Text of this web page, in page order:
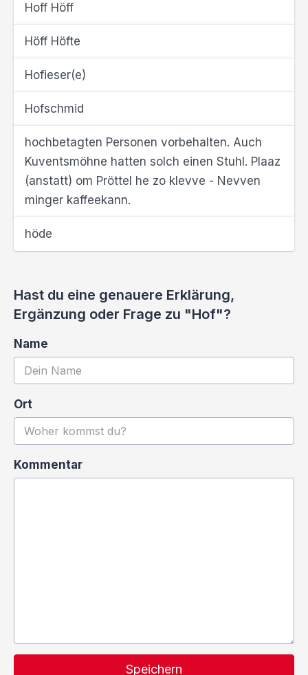
Hoff Höff
Höff Höfte
Hofieser(e)
Hofschmid
hochbetagten Personen vorbehalten. Auch
Kuventsmöhne hatten solch einen Stuhl. Plaaz
(anstatt) om Pröttel he zo klevve - Nevven
minger kaffeekann.
höde
Hast du eine genauere Erklärung,
Ergänzung oder Frage zu "Hof"?
Name
Ort
Kommentar
Speichern